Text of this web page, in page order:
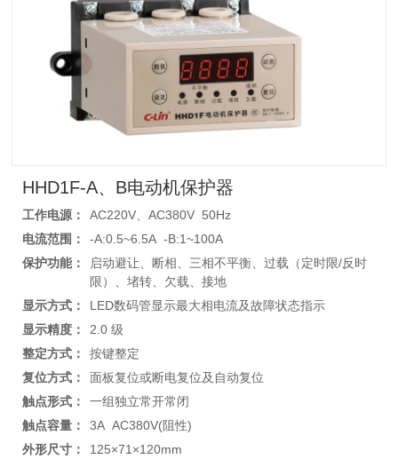
HHD1F-A、B电动机保护器
工作电源：
AC220V、AC380V 50Hz
电流范围：
-A:0.5~6.5A -B:1~100A
保护功能：
启动避让、断相、三相不平衡、过载（定时限/反时
限）、堵转、欠载、接地
显示方式：
LED数码管显示最大相电流及故障状态指示
显示精度：
2.0 级
整定方式：
按键整定
复位方式：
面板复位或断电复位及自动复位
触点形式：
一组独立常开常闭
触点容量：
3A AC380V(阻性)
外形尺寸：
125×71×120mm